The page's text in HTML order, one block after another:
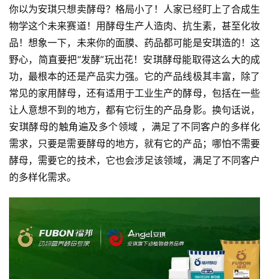
你以为安琪只想卖酵母？格局小了！人家已经盯上了合成生
物学这个未来赛道！用酵母生产人造肉、抗生素，甚至化妆
品！想象一下，未来你的面膜、药品都可能是安琪造的！这
野心，简直要把”发酵”玩出花！安琪酵母能取得这么大的成
功，最根本的还是产品实力强。它的产品线极其丰富，除了
常见的家用酵母，还有适用于工业生产的酵母，包括在一些
让人意想不到的地方，都有它衍生的产品身影。换句话说，
安琪酵母的触角遍及多个领域 ，满足了不同客户的多样化
需求，只要是需要酵母的地方，就有它的产品；哪怕不需要
酵母，需要它的技术，它也会涉足该领域，满足了不同客户
的多样化需求。